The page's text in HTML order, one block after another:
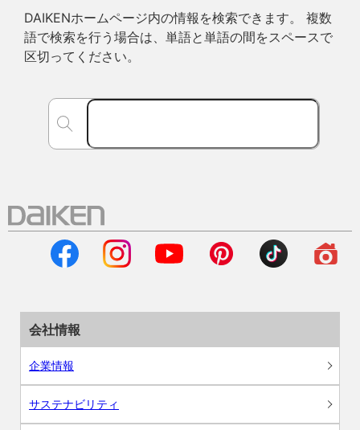
DAIKENホームページ内の情報を検索できます。 複数
語で検索を行う場合は、単語と単語の間をスペースで
区切ってください。
会社情報
企業情報
サステナビリティ